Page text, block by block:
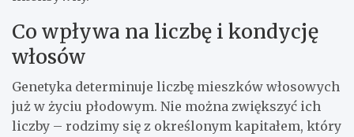
Co wpływa na liczbę i kondycję
włosów
Genetyka determinuje liczbę mieszków włosowych
już w życiu płodowym. Nie można zwiększyć ich
liczby – rodzimy się z określonym kapitałem, który